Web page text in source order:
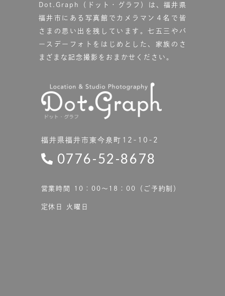
Dot.Graph（ドット・グラフ）は、福井県
福井市にある写真館で カメラマン４名で皆
さまの思い出を残しています。七五三やバ
ースデーフォトをはじめとした、家族のさ
まざまな記念撮影をおまかせください。
福井県福井市東今泉町12-10-2
0776-52-8678
営業時間 10：00〜18：00（ご予約制）
定休日 火曜日